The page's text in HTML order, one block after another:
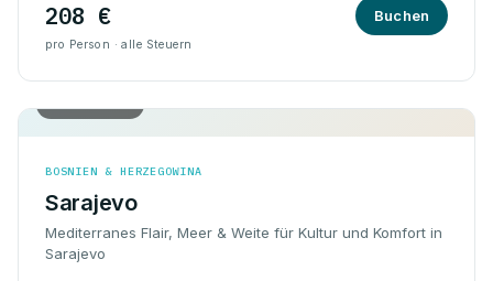
208 €
pro Person · alle Steuern
Buchen
BOSNIEN & HERZEGOWINA
Sarajevo
Mediterranes Flair, Meer & Weite für Kultur und Komfort in
Sarajevo